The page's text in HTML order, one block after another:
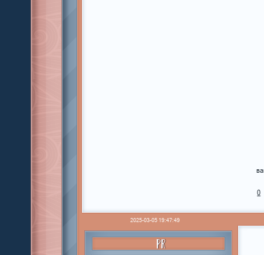
0
2025-03-05 19:47:49
PR